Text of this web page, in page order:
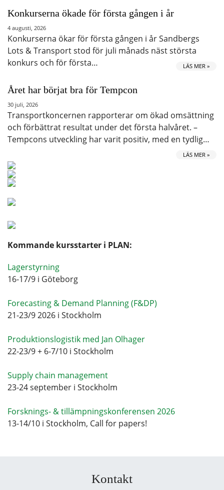
Konkurserna ökade för första gången i år
4 augusti, 2026
Konkurserna ökar för första gången i år Sandbergs
Lots & Transport stod för juli månads näst största
konkurs och för första…
LÄS MER »
Året har börjat bra för Tempcon
30 juli, 2026
Transportkoncernen rapporterar om ökad omsättning
och förbättrat resultat under det första halvåret. –
Tempcons utveckling har varit positiv, med en tydlig…
LÄS MER »
Kommande kursstarter i PLAN:
Lagerstyrning
16-17/9 i Göteborg
Forecasting & Demand Planning (F&DP)
21-23/9 2026 i Stockholm
Produktionslogistik med Jan Olhager
22-23/9 + 6-7/10 i Stockholm
Supply chain management
23-24 september i Stockholm
Forsknings- & tillämpningskonferensen 2026
13-14/10 i Stockholm, Call for papers!
Kontakt